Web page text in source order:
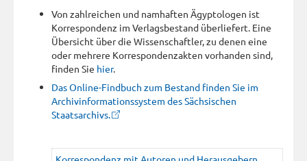
Von zahlreichen und namhaften Ägyptologen ist
Korrespondenz im Verlagsbestand überliefert. Eine
Übersicht über die Wissenschaftler, zu denen eine
oder mehrere Korrespondenzakten vorhanden sind,
finden Sie hier.
Das Online-Findbuch zum Bestand finden Sie im
Archivinformationssystem des Sächsischen
Staatsarchivs.